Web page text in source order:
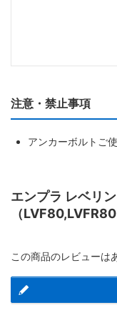
注意・禁止事項
アンカーボルトご
エンプラ レベリ
（
この商品のレビューは